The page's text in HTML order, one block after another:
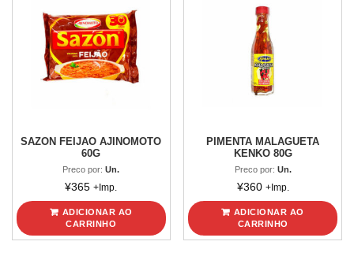
SAZON FEIJAO AJINOMOTO
60G
Preco por:Un.
¥365 +Imp.
ADICIONAR AO
CARRINHO
PIMENTA MALAGUETA
KENKO 80G
Preco por: Un.
¥360 +Imp.
ADICIONAR AO
CARRINHO